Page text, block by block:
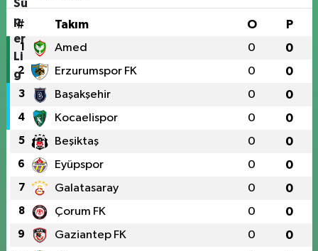
# Takım O P
1 Amed 0 0
2 Erzurumspor FK 0 0
3 Başakşehir 0 0
4 Kocaelispor 0 0
5 Beşiktaş 0 0
6 Eyüpspor 0 0
7 Galatasaray 0 0
8 Çorum FK 0 0
9 Gaziantep FK 0 0